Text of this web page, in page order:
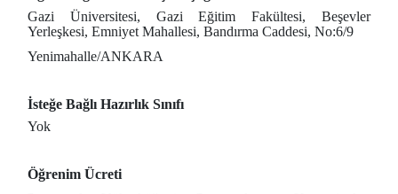
Gazi Üniversitesi, Gazi Eğitim Fakültesi, Beşevler
Yerleşkesi, Emniyet Mahallesi, Bandırma Caddesi, No:6/9
Yenimahalle/ANKARA
İsteğe Bağlı Hazırlık Sınıfı
Yok
Öğrenim Ücreti